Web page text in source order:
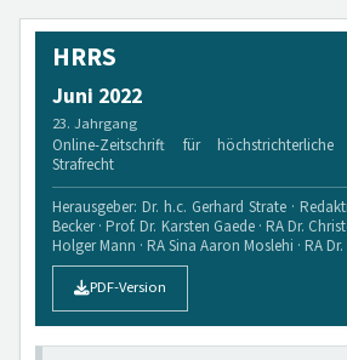
HRRS
Juni 2022
23. Jahrgang
Online-Zeitschrift für
Strafrecht
Herausgeber: Dr. h.c. Gerhard Strate ·
Becker · Prof. Dr. Karsten Gaede · RA Dr.
Holger Mann · RA Sina Aaron Moslehi · RA
PDF-Version